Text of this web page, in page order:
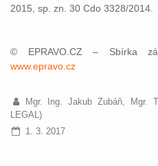
2015, sp. zn. 30 Cdo 3328/2014.
© EPRAVO.CZ – Sbírka
www.epravo.cz
Mgr. Ing. Jakub Zubáň, Mgr.
LEGAL)
1. 3. 2017